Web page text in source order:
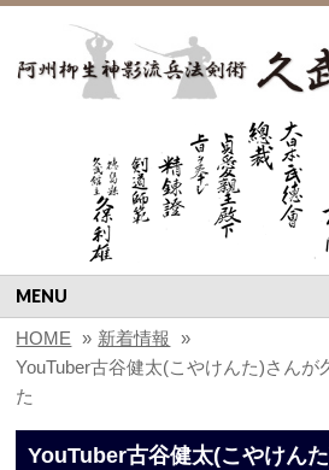
MENU
HOME » 新着情報 »
YouTuber古谷健太(こやけんた)さんが
た
YouTuber古谷健太(こやけん